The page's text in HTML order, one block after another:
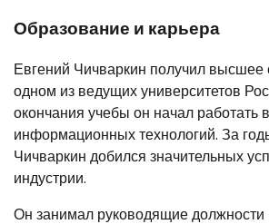
Образование и карьера
Евгений Чичваркин получил высшее
одном из ведущих университетов
окончания учебы он начал работать
информационных технологий. За
Чичваркин добился значительных
индустрии.
Он занимал руководящие должности